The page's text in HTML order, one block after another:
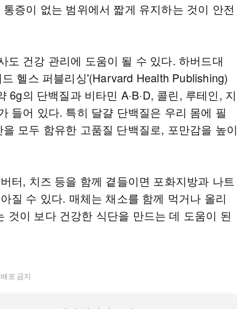
증이 없는 범위에서 짧게 유지하는 것이 안전
도 건강 관리에 도움이 될 수 있다. 하버드대
헬스 퍼블리싱'(Harvard Health Publishing)
6g의 단백질과 비타민 A·B·D, 콜린, 루테인, 지
들어 있다. 특히 달걀 단백질은 우리 몸에 필
모두 함유한 고품질 단백질로, 포만감을 높이
터, 치즈 등을 함께 곁들이면 포화지방과 나트
질 수 있다. 매체는 채소를 함께 먹거나 올리
것이 보다 건강한 식단을 만드는 데 도움이 된
포 금지